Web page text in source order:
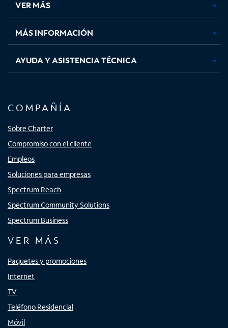
pestaña
nueva
pestaña
nueva
pestaña
nuevanueva
VER MÁS
MÁS INFORMACIÓN
AYUDA Y ASISTENCIA TÉCNICA
COMPAÑÍA
Sobre Charter
Compromiso con el cliente
Empleos
Soluciones para empresas
Spectrum Reach
Spectrum Community Solutions
Spectrum Business
VER MÁS
Paquetes y promociones
Internet
TV
Teléfono Residencial
Móvil